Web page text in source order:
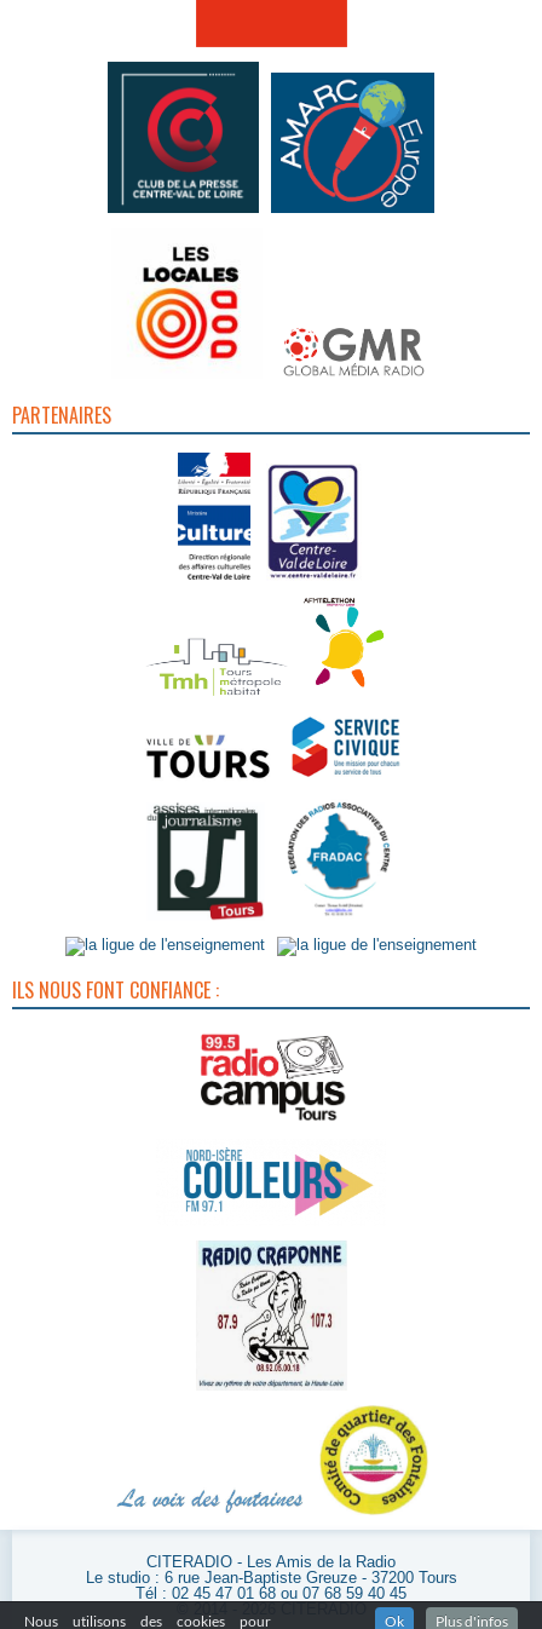
PARTENAIRES
ILS NOUS FONT CONFIANCE :
CITERADIO - Les Amis de la Radio
Le studio : 6 rue Jean-Baptiste Greuze - 37200 Tours
Tél : 02 45 47 01 68 ou 07 68 59 40 45
Nous utilisons des cookies pour
Ok Plus d'infos